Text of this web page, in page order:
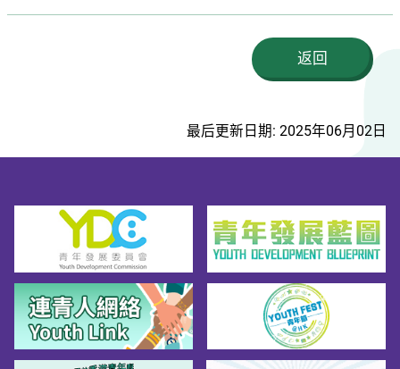
返回
最后更新日期: 2025年06月02日